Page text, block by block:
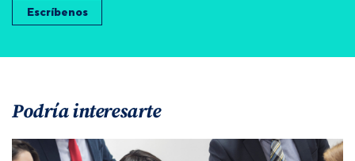
Escríbenos
Podría interesarte